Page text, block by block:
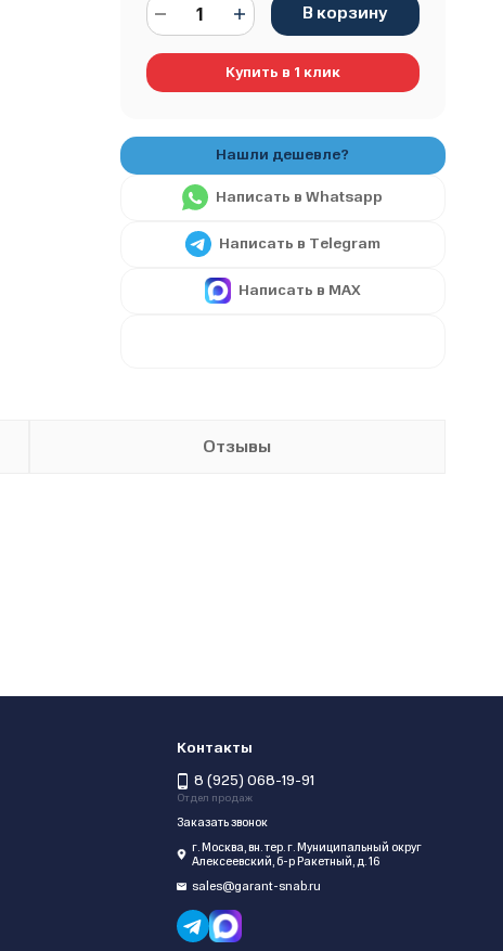
В корзину
Купить в 1 клик
Написать в Whatsapp
Написать в Telegram
Написать в MAX
Отзывы
Контакты
8 (925) 068-19-91
Отдел продаж
Заказать звонок
г. Москва, вн. тер. г. Муниципальный округ
Алексеевский, б-р Ракетный, д. 16
sales@garant-snab.ru